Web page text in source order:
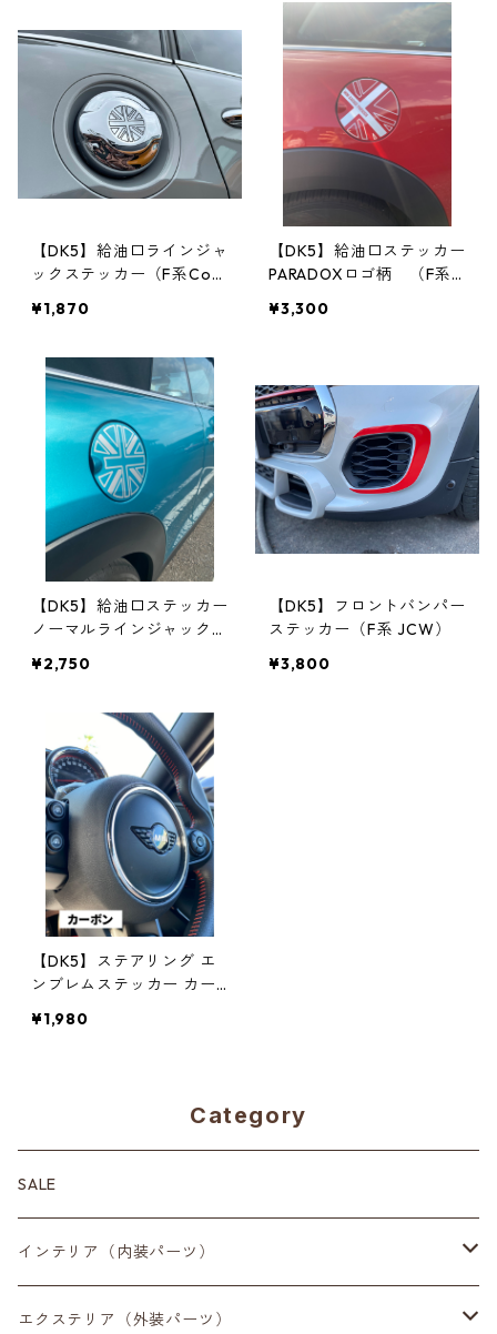
【DK5】給油口ラインジャ
ックステッカー（F系Coo
¥1,870
【DK5】給油口ステッカー
PARADOXロゴ柄 （F系C
¥3,300
【DK5】給油口ステッカー
ノーマルラインジャック
erD）
¥2,750
【DK5】フロントバンパー
ステッカー（F系 JCW）
¥3,800
【DK5】ステアリング エ
ンブレムステッカー カー
¥1,980
Category
SALE
インテリア（内装パーツ）
収納小物
エクステリア（外装パーツ）